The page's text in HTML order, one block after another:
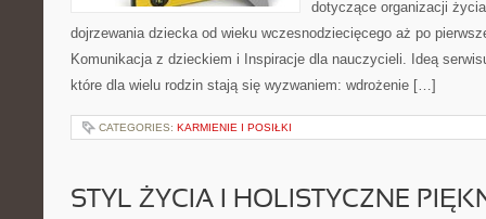
dotyczące organizacji
dojrzewania dziecka od wieku wczesnodziecięcego aż po
Komunikacja z dzieckiem i Inspiracje dla nauczycieli. Ideą
które dla wielu rodzin stają się wyzwaniem: wdrożenie […]
CATEGORIES: KARMIENIE I POSIŁKI
STYL ŻYCIA I HOLISTYCZNE